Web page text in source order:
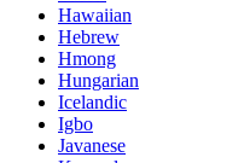
Hawaiian
Hebrew
Hmong
Hungarian
Icelandic
Igbo
Javanese